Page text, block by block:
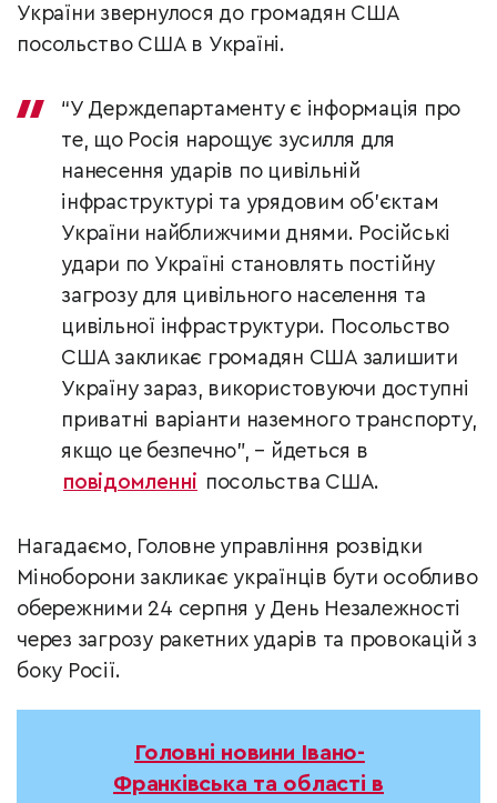
України звернулося до громадян США
посольство США в Україні.
“У Держдепартаменту є інформація про
те, що Росія нарощує зусилля для
нанесення ударів по цивільній
інфраструктурі та урядовим об’єктам
України найближчими днями. Російські
удари по Україні становлять постійну
загрозу для цивільного населення та
цивільної інфраструктури. Посольство
США закликає громадян США залишити
Україну зараз, використовуючи доступні
приватні варіанти наземного транспорту,
якщо це безпечно”, – йдеться в
повідомленні посольства США.
Нагадаємо, Головне управління розвідки
Міноборони закликає українців бути особливо
обережними 24 серпня у День Незалежності
через загрозу ракетних ударів та провокацій з
боку Росії.
Головні новини Івано-
Франківська та області в